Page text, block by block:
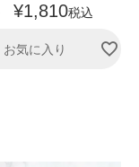
¥1,810税込
お気に入り